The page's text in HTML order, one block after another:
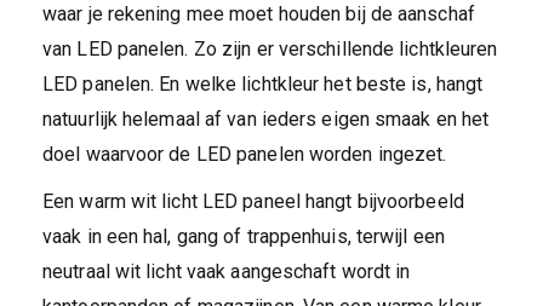
waar je rekening mee moet houden bij de aanschaf
van LED panelen. Zo zijn er verschillende lichtkleuren
LED panelen. En welke lichtkleur het beste is, hangt
natuurlijk helemaal af van ieders eigen smaak en het
doel waarvoor de LED panelen worden ingezet.
Een warm wit licht LED paneel hangt bijvoorbeeld
vaak in een hal, gang of trappenhuis, terwijl een
neutraal wit licht vaak aangeschaft wordt in